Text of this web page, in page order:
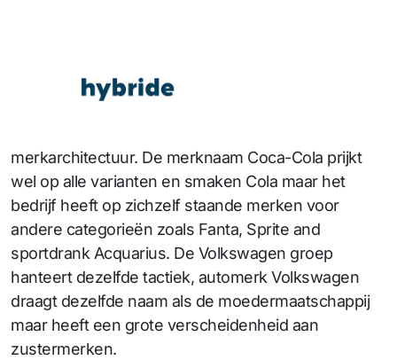
merkarchitectuur. De merknaam Coca-Cola prijkt
wel op alle varianten en smaken Cola maar het
bedrijf heeft op zichzelf staande merken voor
andere categorieën zoals Fanta, Sprite and
sportdrank Acquarius. De Volkswagen groep
hanteert dezelfde tactiek, automerk Volkswagen
draagt dezelfde naam als de moedermaatschappij
maar heeft een grote verscheidenheid aan
zustermerken.